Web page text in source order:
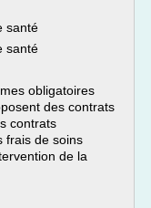
santé
santé
obligatoires
des contrats
contrats
frais de soins
de la